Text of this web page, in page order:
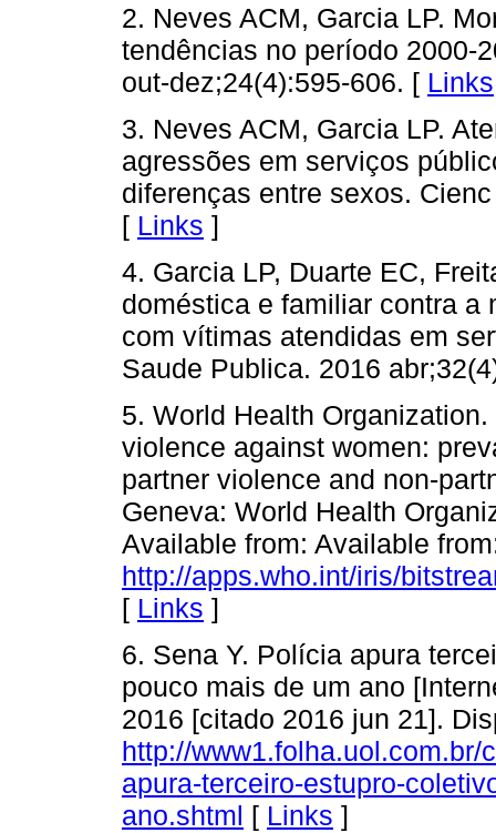
2. Neves ACM, Garcia LP.
tendências no período 2000-
out-dez;24(4):595-606. [ Links
3. Neves ACM, Garcia LP.
agressões em serviços
diferenças entre sexos.
[ Links ]
4. Garcia LP, Duarte EC,
doméstica e familiar contra a
com vítimas atendidas em
Saude Publica. 2016
5. World Health
violence against women:
partner violence and non-
Geneva: World Health
Available from: Available
http://apps.who.int/iris/
[ Links ]
6. Sena Y. Polícia apura
pouco mais de um ano
2016 [citado 2016 jun 21].
http://
apura-terceiro-estupro-
ano.shtml [ Links ]